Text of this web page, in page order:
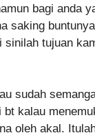
bagi anda
saking
sinilah tujuan
sudah
bt kalau
oleh akal.